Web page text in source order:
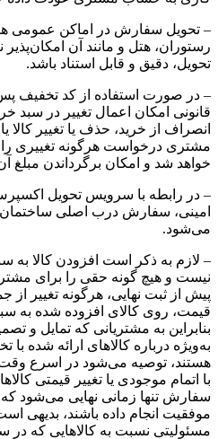
– تحویل سفارش در اماکن عمومی
رستوران، هتل و مانند آن
تحویل، دقیق و قابل استناد باشد.
– در صورت استفاده از کد تخفیف
قانونی امکان اعمال تغییر در سبد
انصراف از خرید، حذف یا تغییر کالا یا
مشتری درخواست هرگونه تغییری
خواهد شد و امکان برگرداندن مبلغ
– در رابطه با سرویس تحویل
امینی، سفارش درب اصلی ساختمان
می‌شود.
– لازم به ذکر است افزودن کالا به
نیست و هیچ گونه حقی را برای
پیش از ثبت نهایی، هرگونه تغییر از
قیمت، روی کالای افزوده شده به
بنابراین به مشتریانی که تمایل و
به‌ویژه درباره کالاهای ارائه شده
هستند، توصیه می‌شود در اسرع وقت
با اتمام موجودی یا تغییر قیمتی
سفارش تنها زمانی نهایی می‌شود که
موفقیت انجام داده باشند، بدیهی
مسئولیتی نسبت به کالاهایی که در